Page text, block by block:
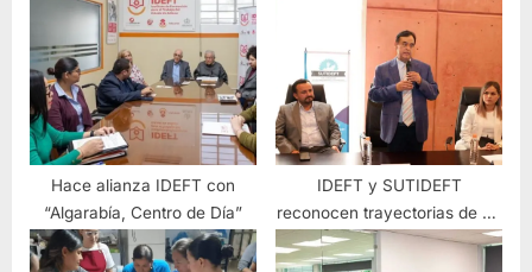
fortalecer la capacitación
laboral en Jalisco
Hace alianza IDEFT con
“Algarabía, Centro de Día”
IDEFT y SUTIDEFT
reconocen trayectorias de 20
y 25 años de servicio